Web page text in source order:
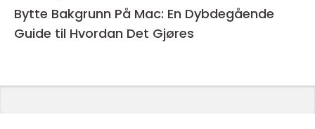
Bytte Bakgrunn På Mac: En Dybdegående
Guide til Hvordan Det Gjøres